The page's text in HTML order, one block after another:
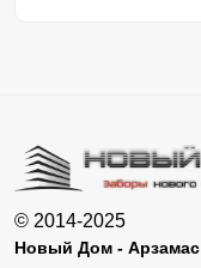
© 2014-2025
Новый Дом - Арзамас